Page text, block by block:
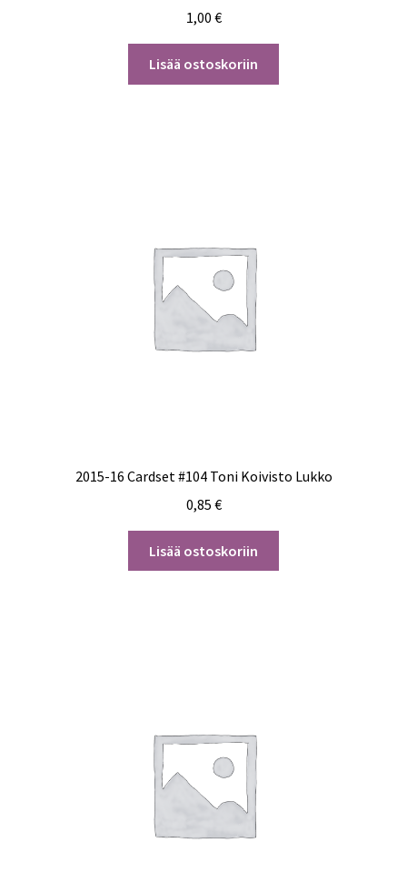
1,00 €
Lisää ostoskoriin
2015-16 Cardset #104 Toni Koivisto Lukko
0,85 €
Lisää ostoskoriin